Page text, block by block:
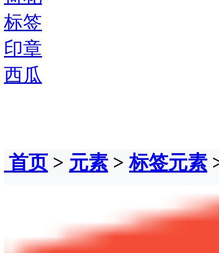
标签
印章
西瓜
首页> 元素 >标签元素